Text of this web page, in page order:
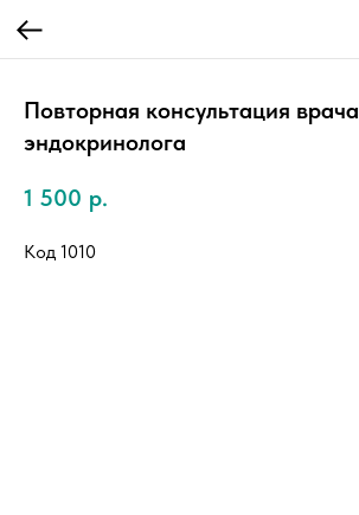
Повторная консультация врача
эндокринолога
1 500 р.
Код 1010